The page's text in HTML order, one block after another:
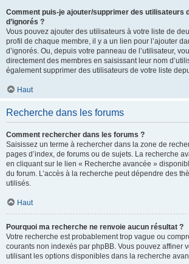
Comment puis-je ajouter/supprimer des utilisateurs
d’ignorés ?
Vous pouvez ajouter des utilisateurs à votre liste de
profil de chaque membre, il y a un lien pour l’ajouter
d’ignorés. Ou, depuis votre panneau de l’utilisateur,
directement des membres en saisissant leur nom
également supprimer des utilisateurs de votre liste
Haut
Recherche dans les forums
Comment rechercher dans les forums ?
Saisissez un terme à rechercher dans la zone de
pages d’index, de forums ou de sujets. La recherche
en cliquant sur le lien « Recherche avancée »
du forum. L’accès à la recherche peut dépendre des
utilisés.
Haut
Pourquoi ma recherche ne renvoie aucun résultat ?
Votre recherche est probablement trop vague ou
courants non indexés par phpBB. Vous pouvez affiner
utilisant les options disponibles dans la recherche